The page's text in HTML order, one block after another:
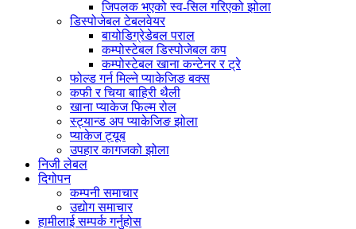
जिपलक भएको स्व-सिल गरिएको झोला
डिस्पोजेबल टेबलवेयर
बायोडिग्रेडेबल पराल
कम्पोस्टेबल डिस्पोजेबल कप
कम्पोस्टेबल खाना कन्टेनर र ट्रे
फोल्ड गर्न मिल्ने प्याकेजिङ बक्स
कफी र चिया बाहिरी थैली
खाना प्याकेज फिल्म रोल
स्ट्यान्ड अप प्याकेजिङ झोला
प्याकेज ट्यूब
उपहार कागजको झोला
निजी लेबल
दिगोपन
कम्पनी समाचार
उद्योग समाचार
हामीलाई सम्पर्क गर्नुहोस